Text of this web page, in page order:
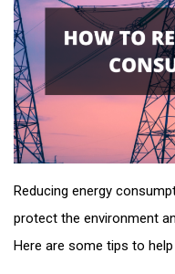
Reducing energy
protect the environment
Here are some tips to